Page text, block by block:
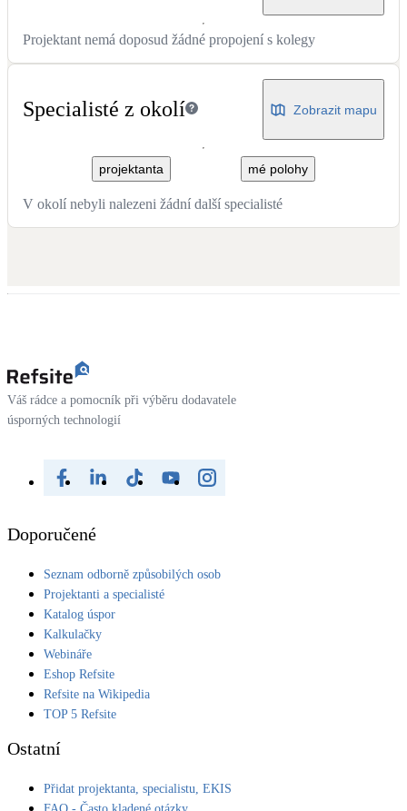
Projektant nemá doposud žádné propojení s kolegy
Specialisté z okolí Zobrazit mapu
projektanta mé polohy
V okolí nebyli nalezeni žádní další specialisté
Váš rádce a pomocník při výběru dodavatele
úsporných technologií
Doporučené
Seznam odborně způsobilých osob
Projektanti a specialisté
Katalog úspor
Kalkulačky
Webináře
Eshop Refsite
Refsite na Wikipedia
TOP 5 Refsite
Ostatní
Přidat projektanta, specialistu, EKIS